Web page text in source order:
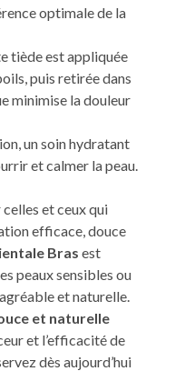
optimale de la
tiède est appliquée
puis retirée dans
minimise la douleur
un soin hydratant
et calmer la peau.
et ceux qui
efficace, douce
Bras est
peaux sensibles ou
et naturelle.
et naturelle
et l’efficacité de
dès aujourd’hui